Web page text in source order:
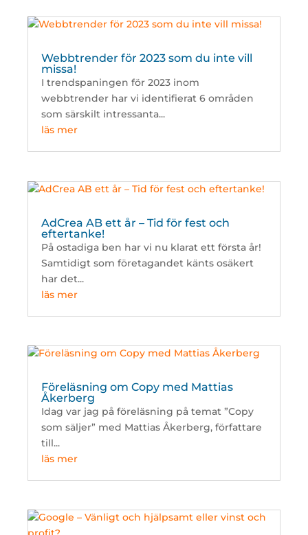
Webbtrender för 2023 som du inte vill
missa!
I trendspaningen för 2023 inom
webbtrender har vi identifierat 6 områden
som särskilt intressanta...
läs mer
AdCrea AB ett år – Tid för fest och
eftertanke!
På ostadiga ben har vi nu klarat ett första år!
Samtidigt som företagandet känts osäkert
har det...
läs mer
Föreläsning om Copy med Mattias
Åkerberg
Idag var jag på föreläsning på temat ”Copy
som säljer” med Mattias Åkerberg, författare
till...
läs mer